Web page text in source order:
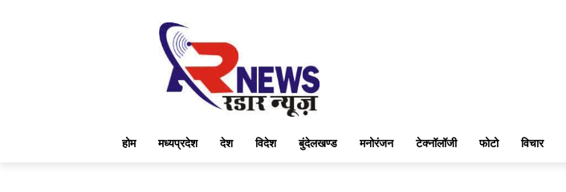
होम मध्यप्रदेश देश विदेश बुंदेलखण्ड मनोरंजन टेक्नॉलॉजी फोटो विचार